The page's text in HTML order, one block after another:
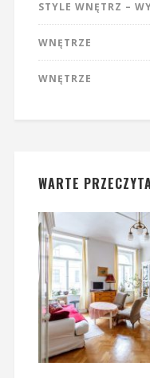
STYLE WNĘTRZ –
WNĘTRZE
WNĘTRZE
WARTE